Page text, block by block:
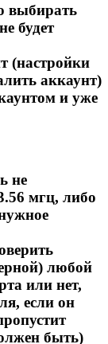
выбирать
будет
(настройки
аккаунт)
и уже
не
мгц, либо
любой
или нет,
если он
быть)